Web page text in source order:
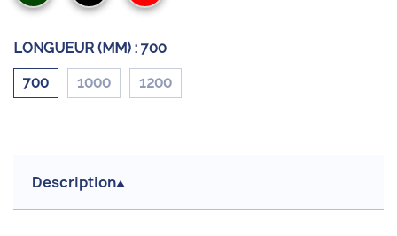
LONGUEUR (MM) : 700
700 1000 1200
Description